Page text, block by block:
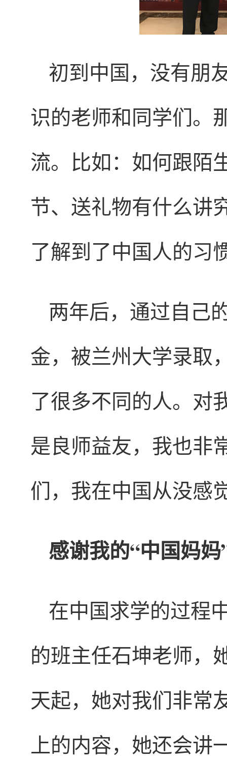
初到中国，没有朋
识的老师和同学们。
流。比如：如何跟陌
节、送礼物有什么讲
了解到了中国人的习
两年后，通过自己
金，被兰州大学录取
了很多不同的人。对
是良师益友，我也非
们，我在中国从没感
感谢我的“中国妈妈
在中国求学的过程
的班主任石坤老师，
天起，她对我们非常
上的内容，她还会讲